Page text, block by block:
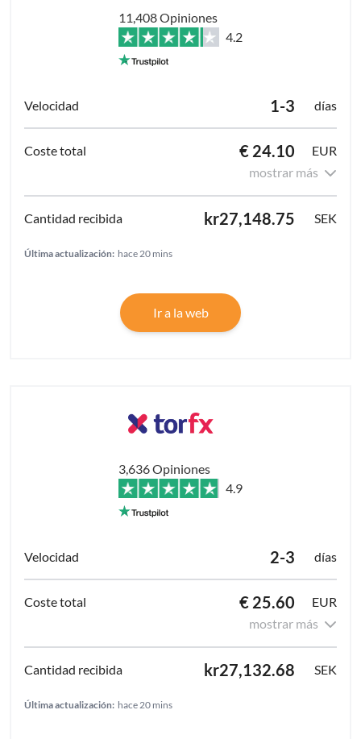
11,408 Opiniones
4.2
1-3 días
€ 24.10
EUR
mostrar más
kr27,148.75 SEK
Última actualización: hace 20 mins
Ir a la web
3,636 Opiniones
4.9
2-3 días
€ 25.60
EUR
mostrar más
kr27,132.68 SEK
Última actualización: hace 20 mins